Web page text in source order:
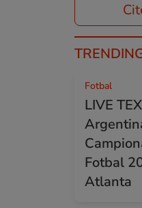
Fotbal
LIVE
Fotbal
Atlanta